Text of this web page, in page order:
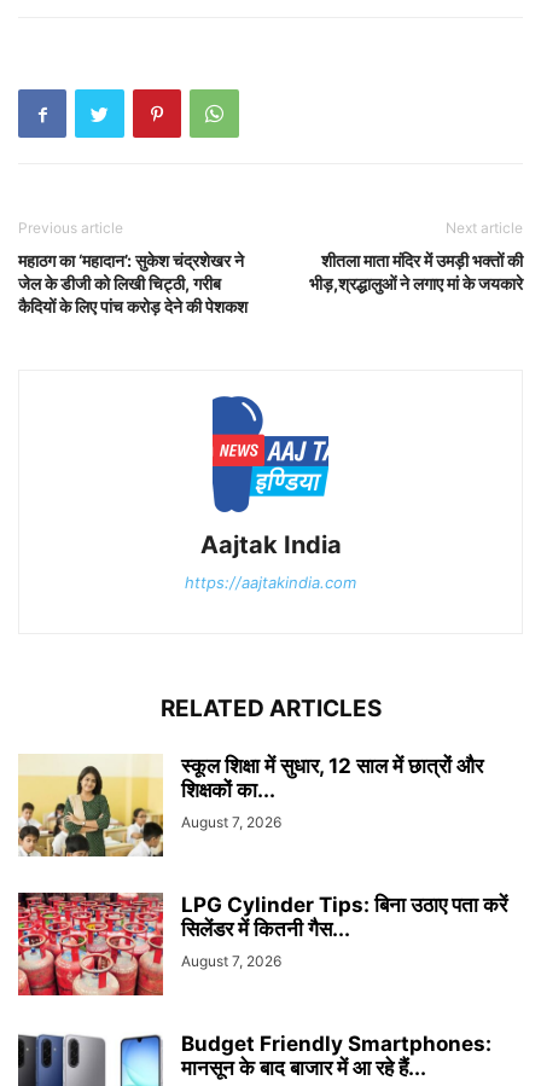
Previous article
महाठग का ‘महादान’: सुकेश चंद्रशेखर ने
जेल के डीजी को लिखी चिट्ठी, गरीब
कैदियों के लिए पांच करोड़ देने की पेशकश
Next article
शीतला माता मंदिर में उमड़ी भक्तों की
भीड़,श्रद्धालुओं ने लगाए मां के जयकारे
Aajtak India
https://aajtakindia.com
RELATED ARTICLES
स्कूल शिक्षा में सुधार, 12 साल में छात्रों और
शिक्षकों का...
August 7, 2026
LPG Cylinder Tips: बिना उठाए पता करें
सिलेंडर में कितनी गैस...
August 7, 2026
Budget Friendly Smartphones:
मानसून के बाद बाजार में आ रहे हैं...